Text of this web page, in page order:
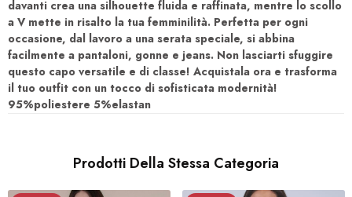
davanti crea una silhouette fluida e raffinata, mentre lo scollo
a V mette in risalto la tua femminilità. Perfetta per ogni
occasione, dal lavoro a una serata speciale, si abbina
facilmente a pantaloni, gonne e jeans. Non lasciarti sfuggire
questo capo versatile e di classe! Acquistala ora e trasforma
il tuo outfit con un tocco di sofisticata modernità!
95%poliestere 5%elastan
Prodotti Della Stessa Categoria